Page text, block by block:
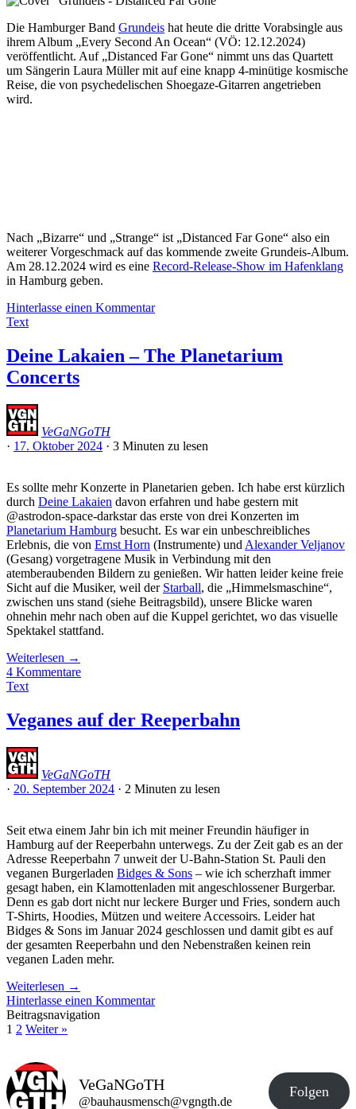
Die Hamburger Band Grundeis hat heute die dritte Vorabsingle aus
ihrem Album „Every Second An Ocean“ (VÖ: 12.12.2024)
veröffentlicht. Auf „Distanced Far Gone“ nimmt uns das Quartett
um Sängerin Laura Müller mit auf eine knapp 4-minütige kosmische
Reise, die von psychedelischen Shoegaze-Gitarren angetrieben
wird.
Nach „Bizarre“ und „Strange“ ist „Distanced Far Gone“ also ein
weiterer Vorgeschmack auf das kommende zweite Grundeis-Album.
Am 28.12.2024 wird es eine Record-Release-Show im Hafenklang
in Hamburg geben.
Hinterlasse einen Kommentar
Text
Deine Lakaien – The Planetarium
Concerts
VeGaNGoTH
· 17. Oktober 2024 · 3 Minuten zu lesen
Es sollte mehr Konzerte in Planetarien geben. Ich habe erst kürzlich
durch Deine Lakaien davon erfahren und habe gestern mit
@astrodon-space-darkstar das erste von drei Konzerten im
Planetarium Hamburg besucht. Es war ein unbeschreibliches
Erlebnis, die von Ernst Horn (Instrumente) und Alexander Veljanov
(Gesang) vorgetragene Musik in Verbindung mit den
atemberaubenden Bildern zu genießen. Wir hatten leider keine freie
Sicht auf die Musiker, weil der Starball, die „Himmelsmaschine“,
zwischen uns stand (siehe Beitragsbild), unsere Blicke waren
ohnehin mehr nach oben auf die Kuppel gerichtet, wo das visuelle
Spektakel stattfand.
Weiterlesen →
4 Kommentare
Text
Veganes auf der Reeperbahn
VeGaNGoTH
· 20. September 2024 · 2 Minuten zu lesen
Seit etwa einem Jahr bin ich mit meiner Freundin häufiger in
Hamburg auf der Reeperbahn unterwegs. Zu der Zeit gab es an der
Adresse Reeperbahn 7 unweit der U-Bahn-Station St. Pauli den
veganen Burgerladen Bidges & Sons – wie ich scherzhaft immer
gesagt haben, ein Klamottenladen mit angeschlossener Burgerbar.
Denn es gab dort nicht nur leckere Burger und Fries, sondern auch
T-Shirts, Hoodies, Mützen und weitere Accessoirs. Leider hat
Bidges & Sons im Januar 2024 geschlossen und damit gibt es auf
der gesamten Reeperbahn und den Nebenstraßen keinen rein
veganen Laden mehr.
Weiterlesen →
Hinterlasse einen Kommentar
Beitragsnavigation
1 2 Weiter »
VeGaNGoTH
@bauhausmensch@vgngth.de
Folgen